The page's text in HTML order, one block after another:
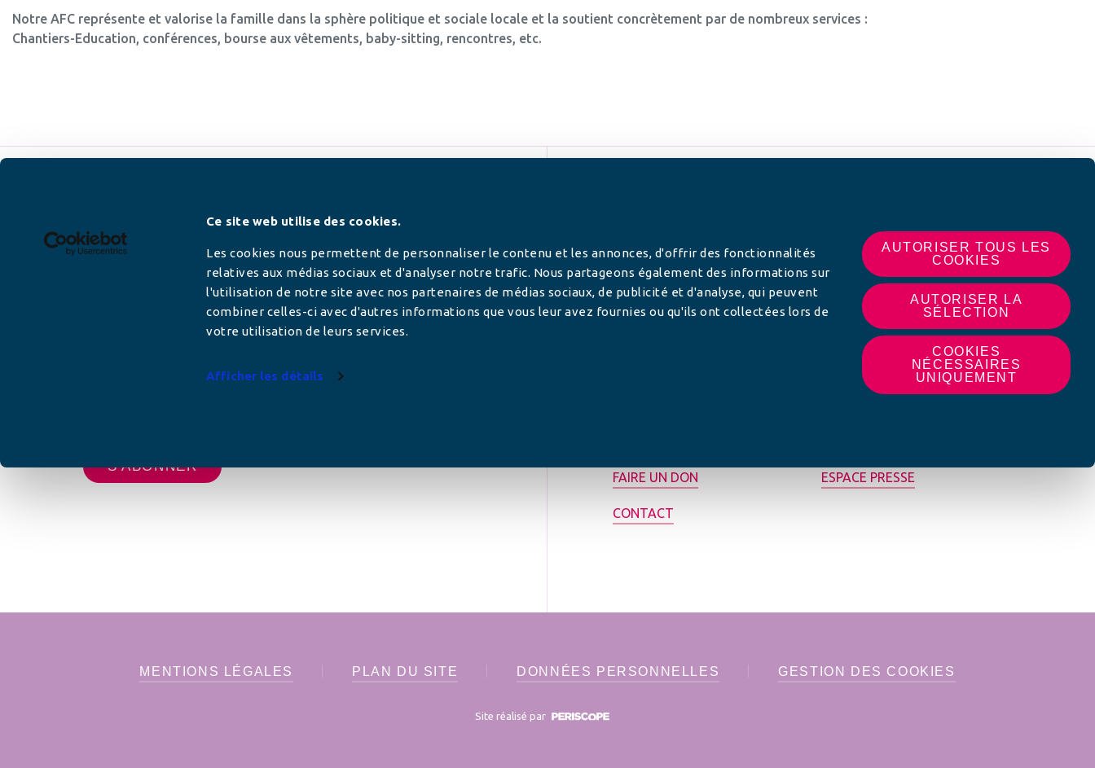
Ce site web utilise des cookies.
Les cookies nous permettent de personnaliser le contenu et les annonces, d'offrir des fonctionnalités
relatives aux médias sociaux et d'analyser notre trafic. Nous partageons également des informations sur
l'utilisation de notre site avec nos partenaires de médias sociaux, de publicité et d'analyse, qui peuvent
combiner celles-ci avec d'autres informations que vous leur avez fournies ou qu'ils ont collectées lors de
votre utilisation de leurs services.
Afficher les détails
AUTORISER TOUS LES
COOKIES
AUTORISER LA
SÉLECTION
COOKIES
NÉCESSAIRES
UNIQUEMENT
Notre AFC représente et valorise la famille dans la sphère politique et sociale locale et la soutient concrètement par de nombreux services :
Chantiers-Education, conférences, bourse aux vêtements, baby-sitting, rencontres, etc.
Newsletter
FAIRE UN DON ESPACE PRESSE
CONTACT
MENTIONS LÉGALES PLAN DU SITE DONNÉES PERSONNELLES GESTION DES COOKIES
Site réalisé par